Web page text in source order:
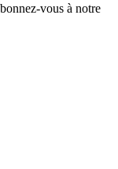
vous à notre